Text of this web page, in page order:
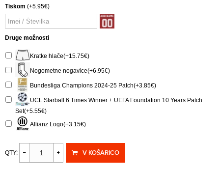
Tiskom (+5.95€)
Druge možnosti
Kratke hlače(+15.75€)
Nogometne nogavice(+6.95€)
Bundesliga Champions 2024-25 Patch(+3.85€)
UCL Starball 6 Times Winner + UEFA Foundation 10 Years Patch
Set(+5.55€)
Allianz Logo(+3.15€)
QTY: V KOŠARICO